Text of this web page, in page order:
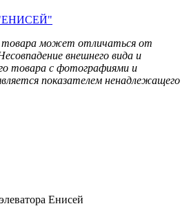
товара может отличаться от
внешнего вида и
товара с фотографиями и
показателем ненадлежащего
Енисей